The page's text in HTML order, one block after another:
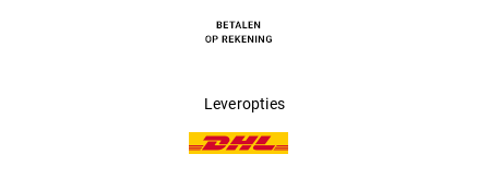
Bestelt u uw lenzen bij Mister Spex, dan profiteert u van een groot
aantal voordelen. Vallen de lenzen om wat voor reden dan ook
Leveropties